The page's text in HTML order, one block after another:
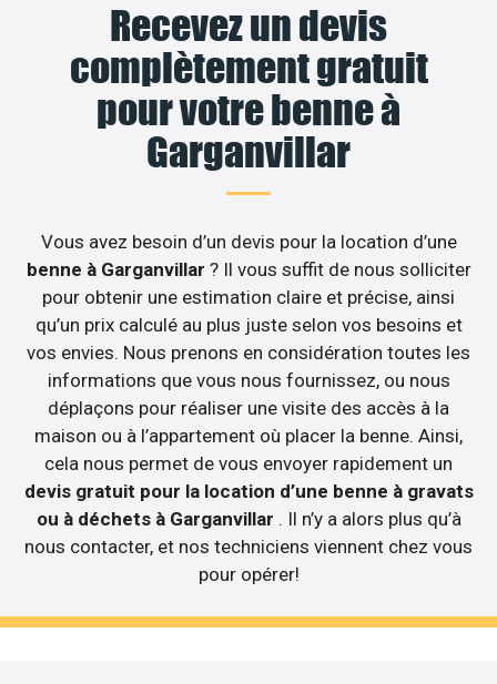
Recevez un devis
complètement gratuit
pour votre benne à
Garganvillar
Vous avez besoin d’un devis pour la location d’une
benne à Garganvillar ? Il vous suffit de nous solliciter
pour obtenir une estimation claire et précise, ainsi
qu’un prix calculé au plus juste selon vos besoins et
vos envies. Nous prenons en considération toutes les
informations que vous nous fournissez, ou nous
déplaçons pour réaliser une visite des accès à la
maison ou à l’appartement où placer la benne. Ainsi,
cela nous permet de vous envoyer rapidement un
devis gratuit pour la location d’une benne à gravats
ou à déchets à Garganvillar . Il n’y a alors plus qu’à
nous contacter, et nos techniciens viennent chez vous
pour opérer!